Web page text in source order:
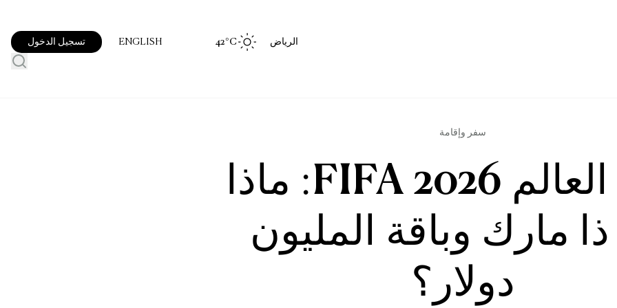
الرياض 42 °C
ENGLISH تسجيل الدخول
سفر وإقامة
كأس العالم FIFA 2026: ماذا
مارك وباقة المليون
دولار؟